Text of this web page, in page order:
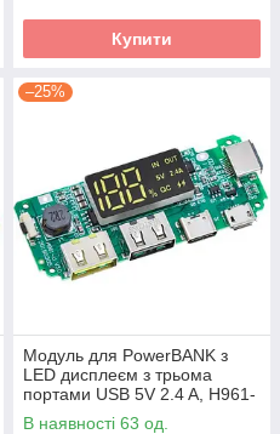
Купити
–25%
Модуль для PowerBANK з
LED дисплеєм з трьома
портами USB 5V 2.4 A, H961-
U V6.0
В наявності 63 од.